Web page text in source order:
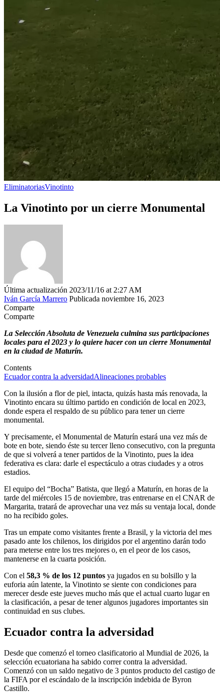
EliminatoriasVinotinto
La Vinotinto por un cierre Monumental
Última actualización 2023/11/16 at 2:27 AM
Iván García Marrero Publicada noviembre 16, 2023
Comparte
Comparte
La Selección Absoluta de Venezuela culmina sus participaciones
locales para el 2023 y lo quiere hacer con un cierre Monumental
en la ciudad de Maturín.
Contents
Ecuador contra la adversidadAlineaciones probables
Con la ilusión a flor de piel, intacta, quizás hasta más renovada, la
Vinotinto encara su último partido en condición de local en 2023,
donde espera el respaldo de su público para tener un cierre
monumental.
Y precisamente, el Monumental de Maturín estará una vez más de
bote en bote, siendo éste su tercer lleno consecutivo, con la pregunta
de que si volverá a tener partidos de la Vinotinto, pues la idea
federativa es clara: darle el espectáculo a otras ciudades y a otros
estadios.
El equipo del “Bocha” Batista, que llegó a Maturín, en horas de la
tarde del miércoles 15 de noviembre, tras entrenarse en el CNAR de
Margarita, tratará de aprovechar una vez más su ventaja local, donde
no ha recibido goles.
Tras un empate como visitantes frente a Brasil, y la victoria del mes
pasado ante los chilenos, los dirigidos por el argentino darán todo
para meterse entre los tres mejores o, en el peor de los casos,
mantenerse en la cuarta posición.
Con el 58,3 % de los 12 puntos ya jugados en su bolsillo y la
euforia aún latente, la Vinotinto se siente con condiciones para
merecer desde este jueves mucho más que el actual cuarto lugar en
la clasificación, a pesar de tener algunos jugadores importantes sin
continuidad en sus clubes.
Ecuador contra la adversidad
Desde que comenzó el torneo clasificatorio al Mundial de 2026, la
selección ecuatoriana ha sabido correr contra la adversidad.
Comenzó con un saldo negativo de 3 puntos producto del castigo de
la FIFA por el escándalo de la inscripción indebida de Byron
Castillo.